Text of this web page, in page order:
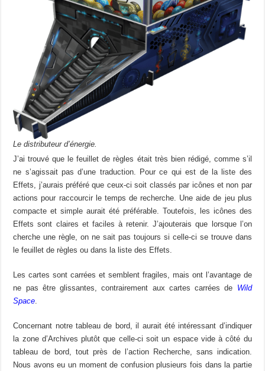
Le distributeur d’énergie.
J’ai trouvé que le feuillet de règles était très bien rédigé, comme s’il
ne s’agissait pas d’une traduction. Pour ce qui est de la liste des
Effets, j’aurais préféré que ceux-ci soit classés par icônes et non par
actions pour raccourcir le temps de recherche. Une aide de jeu plus
compacte et simple aurait été préférable. Toutefois, les icônes des
Effets sont claires et faciles à retenir. J’ajouterais que lorsque l’on
cherche une règle, on ne sait pas toujours si celle-ci se trouve dans
le feuillet de règles ou dans la liste des Effets.
Les cartes sont carrées et semblent fragiles, mais ont l’avantage de
ne pas être glissantes, contrairement aux cartes carrées de Wild
Space.
Concernant notre tableau de bord, il aurait été intéressant d’indiquer
la zone d’Archives plutôt que celle-ci soit un espace vide à côté du
tableau de bord, tout près de l’action Recherche, sans indication.
Nous avons eu un moment de confusion plusieurs fois dans la partie